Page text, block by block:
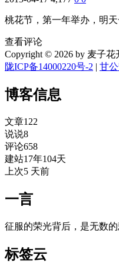
桃花节，第一年举办，明
查看评论
Copyright © 2026 by 麦子花
陇ICP备14000220号-2 | 甘
博客信息
文章122
说说8
评论658
建站17年104天
上次5 天前
一言
征服的荣光背后，是无数
标签云